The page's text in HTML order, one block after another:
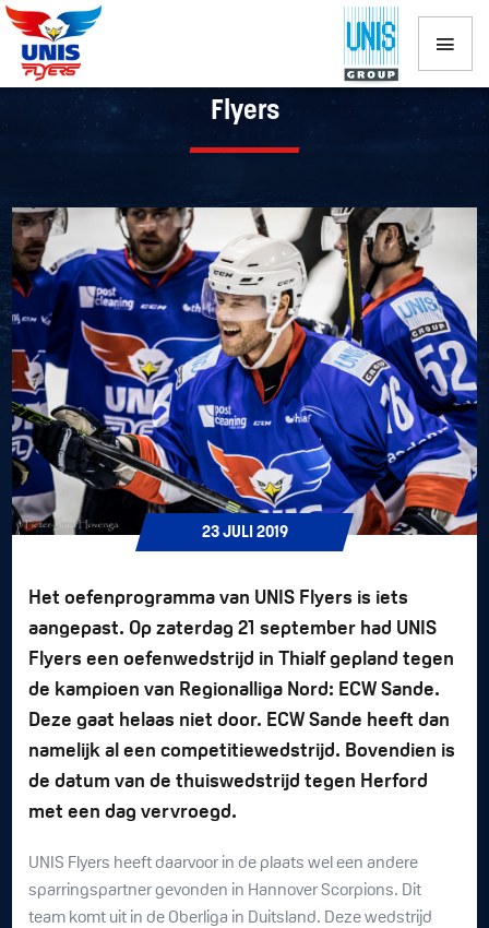
Wijziging in oefenprogramma UNIS
Flyers
23 JULI 2019
Het oefenprogramma van UNIS Flyers is iets
aangepast. Op zaterdag 21 september had UNIS
Flyers een oefenwedstrijd in Thialf gepland tegen
de kampioen van Regionalliga Nord: ECW Sande.
Deze gaat helaas niet door. ECW Sande heeft dan
namelijk al een competitiewedstrijd. Bovendien is
de datum van de thuiswedstrijd tegen Herford
met een dag vervroegd.
UNIS Flyers heeft daarvoor in de plaats wel een andere
sparringspartner gevonden in Hannover Scorpions. Dit
team komt uit in de Oberliga in Duitsland. Deze wedstrijd